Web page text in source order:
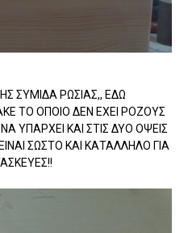
ΣΥΜΙΔΑ ΡΩΣΙΑΣ,, ΕΔΩ
ΤΟ ΟΠΟΙΟ ΔΕΝ ΕΧΕΙ ΡΟΖΟΥΣ
ΥΠΑΡΧΕΙ ΚΑΙ ΣΤΙΣ ΔΥΟ ΟΨΕΙΣ
ΣΩΣΤΟ ΚΑΙ ΚΑΤΑΛΛΗΛΟ ΓΙΑ